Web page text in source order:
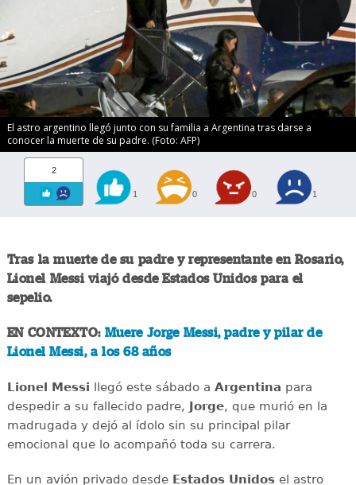
El astro argentino llegó junto con su familia a Argentina tras darse a
conocer la muerte de su padre. (Foto: AFP)
2
1 0 0 1
Tras la muerte de su padre y representante en Rosario,
Lionel Messiviajó desde Estados Unidos para el
sepelio.
EN CONTEXTO: Muere Jorge Messi, padre y pilar de
Lionel Messi, a los 68 años
Lionel Messi llegó este sábado a Argentina para
despedir a su fallecido padre,
Jorge, que murió en la
madrugada y dejó al ídolo sin su principal pilar
emocional que lo acompañó toda su carrera.
En un avión privado desdeEstados Unidosel astro